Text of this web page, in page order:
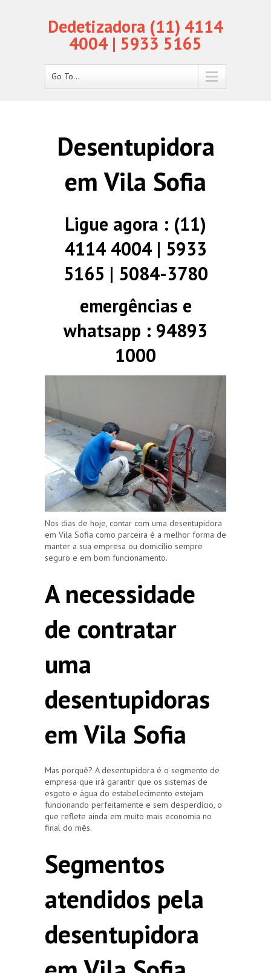
Dedetizadora (11) 4114
4004 | 5933 5165
Go To...
Desentupidora
em Vila Sofia
Ligue agora : (11)
4114 4004 | 5933
5165 | 5084-3780
emergências e
whatsapp : 94893
1000
Nos dias de hoje, contar com uma desentupidora
em Vila Sofia como parceira é a melhor forma de
manter a sua empresa ou domicílio sempre
seguro e em bom funcionamento.
A necessidade
de contratar
uma
desentupidoras
em Vila Sofia
Mas porquê? A desentupidora é o segmento de
empresa que irá garantir que os sistemas de
esgoto e água do estabelecimento estejam
funcionando perfeitamente e sem desperdício, o
que reflete ainda em muito mais economia no
final do mês.
Segmentos
atendidos pela
desentupidora